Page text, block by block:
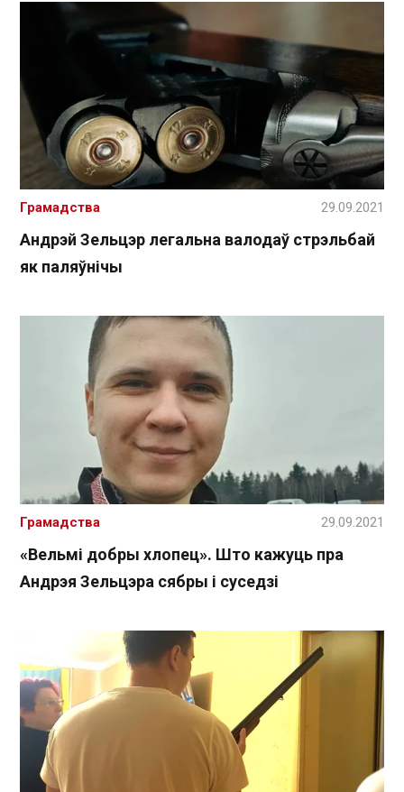
Андрэй Зельцэр легальна валодаў стрэльбай
як паляўнічы
Грамадства 29.09.2021
«Вельмі добры хлопец». Што кажуць пра
Андрэя Зельцэра сябры і суседзі
Грамадства 29.09.2021